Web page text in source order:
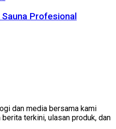
Profesional
dan media bersama kami
terkini, ulasan produk, dan